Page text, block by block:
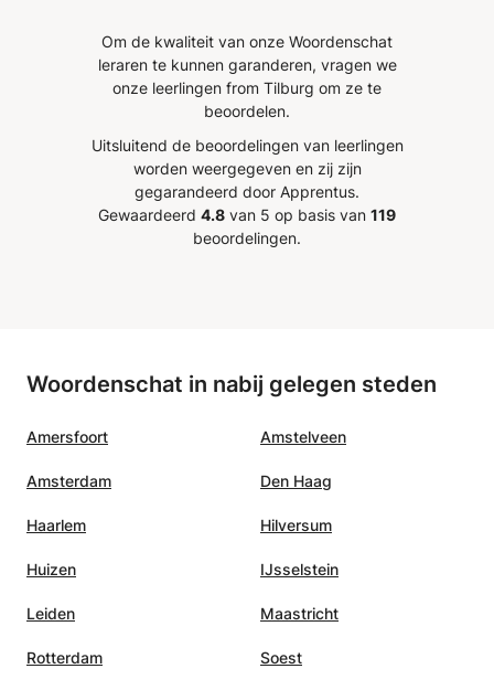
Om de kwaliteit van onze Woordenschat
leraren te kunnen garanderen, vragen we
onze leerlingen from Tilburg om ze te
beoordelen.
Uitsluitend de beoordelingen van leerlingen
worden weergegeven en zij zijn
gegarandeerd door Apprentus.
Gewaardeerd 4.8 van 5 op basis van 119
beoordelingen.
Woordenschat in nabij gelegen steden
Amersfoort Amstelveen
Amsterdam Den Haag
Haarlem Hilversum
Huizen IJsselstein
Leiden Maastricht
Rotterdam Soest